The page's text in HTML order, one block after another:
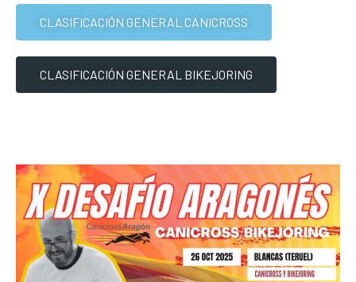
CLASIFICACIÓN GENERAL CANICROSS
CLASIFICACIÓN GENERAL BIKEJORING